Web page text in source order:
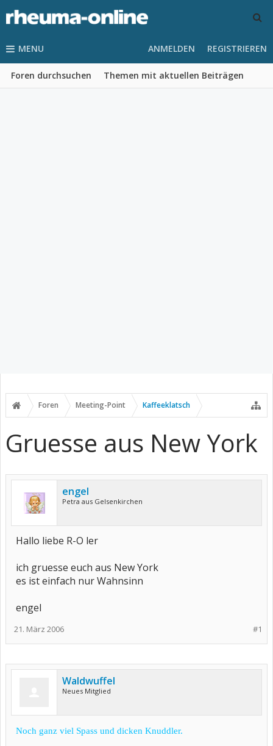
MENU
Foren durchsuchen Themen mit aktuellen Beiträgen
ANMELDEN REGISTRIEREN
Foren Meeting-Point Kaffeeklatsch
Gruesse aus New York
engel
Petra aus Gelsenkirchen
Hallo liebe R-O ler
ich gruesse euch aus New York
es ist einfach nur Wahnsinn
engel
#1
21. März 2006
Waldwuffel
Neues Mitglied
Noch ganz viel Spass und dicken Knuddler.